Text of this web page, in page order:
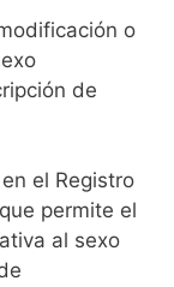
o
de
el Registro
permite el
al sexo